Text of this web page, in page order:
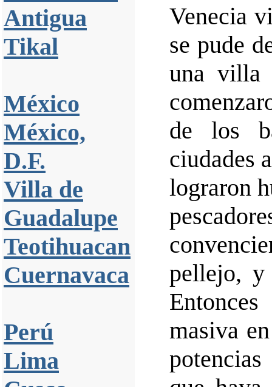
Antigua
Tikal
México
México,
D.F.
Villa de
Guadalupe
Teotihuacan
Cuernavaca
Perú
Lima
Venecia
se pude
una villa
de los
ciudades
lograron
pellejo, y
masiva